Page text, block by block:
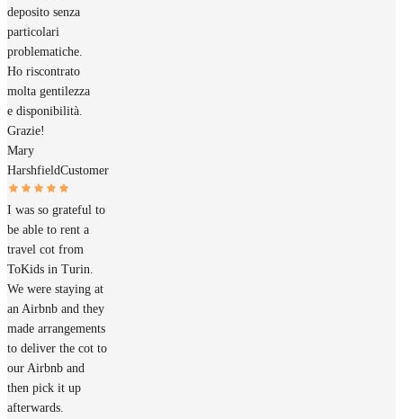
deposito senza
particolari
problematiche.
Ho riscontrato
molta gentilezza
e disponibilità.
Grazie!
Mary
HarshfieldCustomer
I was so grateful to
be able to rent a
travel cot from
ToKids in Turin.
We were staying at
an Airbnb and they
made arrangements
to deliver the cot to
our Airbnb and
then pick it up
afterwards.